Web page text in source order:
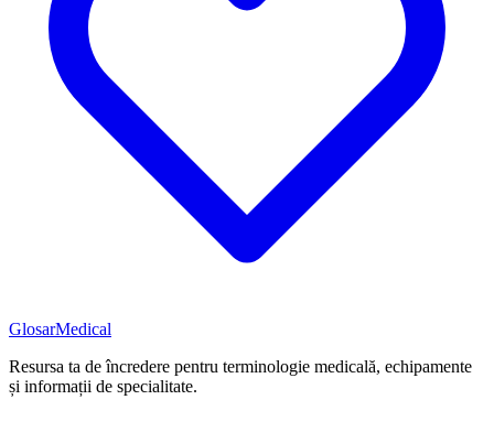
GlosarMedical
Resursa ta de încredere pentru terminologie medicală, echipamente
și informații de specialitate.